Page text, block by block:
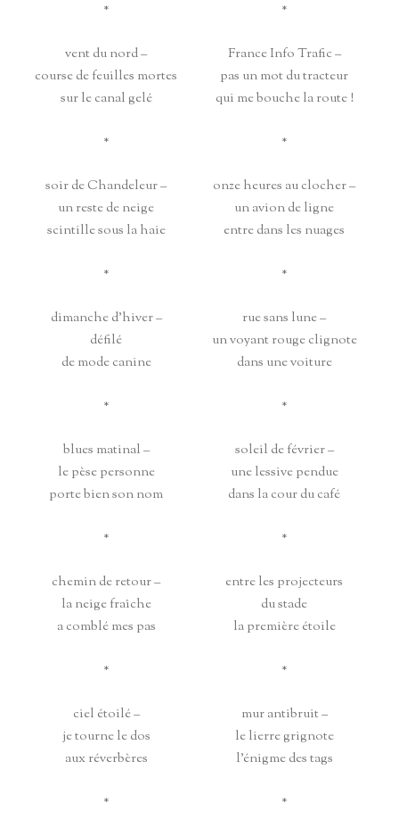
*
vent du nord –
course de feuilles mortes
sur le canal gelé
*
soir de Chandeleur –
un reste de neige
scintille sous la haie
*
dimanche d’hiver –
défilé
de mode canine
*
blues matinal –
le pèse personne
porte bien son nom
*
chemin de retour –
la neige fraîche
a comblé mes pas
*
ciel étoilé –
je tourne le dos
aux réverbères
*
*
France Info Trafic –
pas un mot du tracteur
qui me bouche la route !
*
onze heures au clocher –
un avion de ligne
entre dans les nuages
*
rue sans lune –
un voyant rouge clignote
dans une voiture
*
soleil de février –
une lessive pendue
dans la cour du café
*
entre les projecteurs
du stade
la première étoile
*
mur antibruit –
le lierre grignote
l’énigme des tags
*